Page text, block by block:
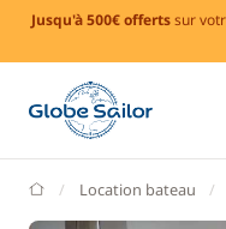
Jusqu'à 500€ offertssur
GlobeSailor
Location bateau